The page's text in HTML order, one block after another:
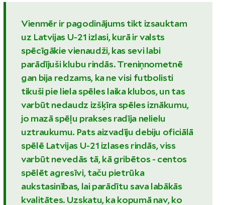
Vienmēr ir pagodinājums tikt izsauktam
uz Latvijas U-21 izlasi, kurā ir valsts
spēcīgākie vienaudži, kas sevi labi
parādījuši klubu rindās. Treniņnometnē
gan bija redzams, ka ne visi futbolisti
tikuši pie liela spēles laika klubos, un tas
varbūt nedaudz izšķīra spēles iznākumu,
jo mazā spēļu prakses radīja nelielu
uztraukumu. Pats aizvadīju debiju oficiālā
spēlē Latvijas U-21 izlases rindās, viss
varbūt nevedās tā, kā gribētos - centos
spēlēt agresīvi, taču pietrūka
aukstasinības, lai parādītu sava labākās
kvalitātes. Uzskatu, ka kopumā nav, ko